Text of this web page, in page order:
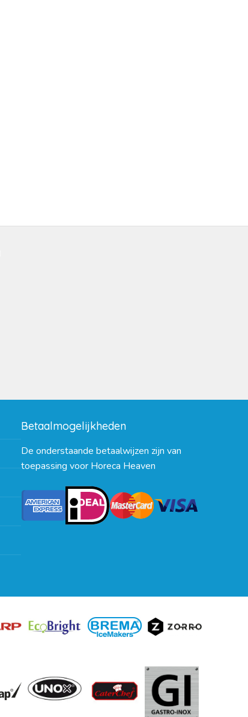
Betaalmogelijkheden
De onderstaande betaalwijzen zijn van
toepassing voor Horeca Heaven